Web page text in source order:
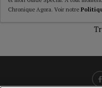
Chronique Agora. Voir notre